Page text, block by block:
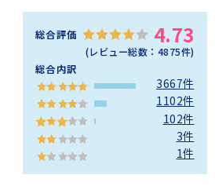
総合評価 4.73
(レビュー総数： 4875件)
総合内訳
3667件
1102件
102件
3件
1件